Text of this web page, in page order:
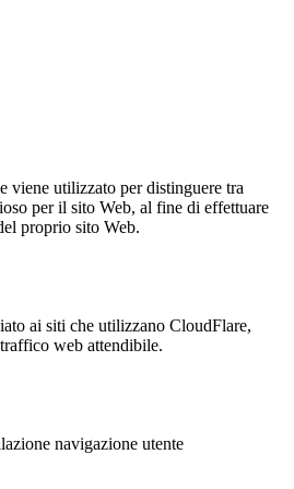
viene utilizzato per distinguere tra
per il sito Web, al fine di effettuare
proprio sito Web.
ai siti che utilizzano CloudFlare,
web attendibile.
navigazione utente